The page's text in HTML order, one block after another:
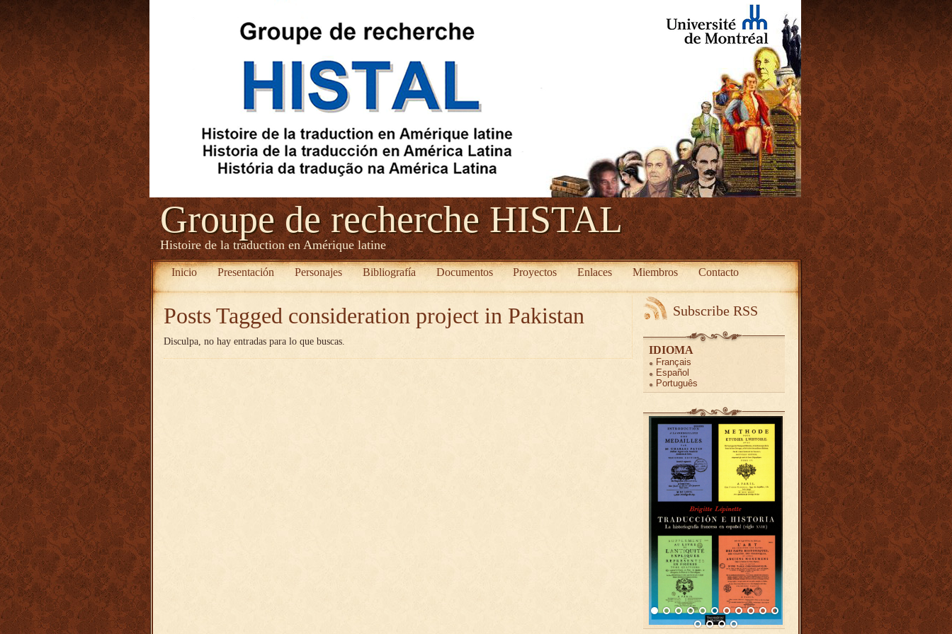
Groupe de recherche HISTAL
Histoire de la traduction en Amérique latine
Inicio Presentación Personajes Bibliografía Documentos Proyectos Enlaces Miembros Contacto
Posts Tagged consideration project in Pakistan
Disculpa, no hay entradas para lo que buscas.
Subscribe RSS
IDIOMA
Français
Español
Português